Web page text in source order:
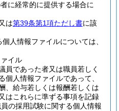
に経常的に提供する場合に
又は第39条第1項ただし書に該
人情報ファイルについては、
イル
員であった者又は職員若しく
個人情報ファイルであって、
、給与若しくは報酬若しくは
はこれらに準ずる事項を記録
の採用試験に関する個人情報